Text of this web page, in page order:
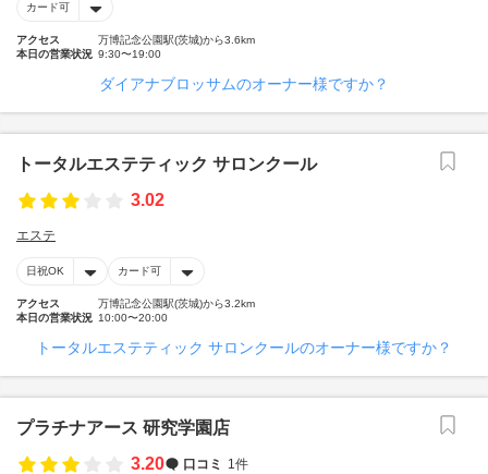
カード可
アクセス
万博記念公園駅(茨城)から3.6km
本日の営業状況 9:30〜19:00
ダイアナブロッサムのオーナー様ですか？
トータルエステティック サロンクール
3.02
エステ
日祝OK カード可
アクセス
万博記念公園駅(茨城)から3.2km
本日の営業状況 10:00〜20:00
トータルエステティック サロンクールのオーナー様ですか？
プラチナアース 研究学園店
3.20
口コミ 1件